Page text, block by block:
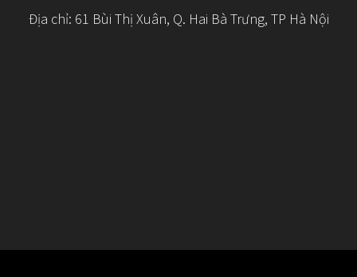
Địa chỉ: 61 Bùi Thị Xuân, Q. Hai Bà Trưng, TP Hà Nội